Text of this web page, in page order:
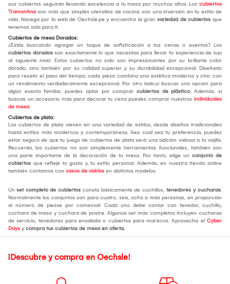
sus cubiertos seguirán llevando excelencia a tu mesa por muchos años. Los cubiertos
Tramontina son más que simples utensilios de cocina, son una inversión en tu estilo de
vida. Navega por la web de Oechsle.pe y encuentra la gran variedad de cubiertos que
tenemos sólo para ti.
Cubiertos de mesa Dorados:
¿Estás buscando agregar un toque de sofisticación a tus cenas o eventos? Los
cubiertos dorados son exactamente lo que necesitas para llevar tu experiencia de lujo
al siguiente nivel. Estos cubiertos no solo son impresionantes por su brillante color
dorado, sino también por su calidad superior y su durabilidad excepcional. Diseñado
para resistir el paso del tiempo, cada pieza combina una estética moderna y chic con
un rendimiento verdaderamente excepcional. Por otro lado,si buscas una opción para
algún evento familiar, puedes optar por comprar cubiertos de plástico. Además, si
buscas un accesorio más para decorar tu cena puedes comprar nuestros individuales
de mesa.
Cubiertos de plata:
Los cubiertos de plata vienen en una variedad de estilos, desde diseños tradicionales
hasta estilos más modernos y contemporáneos. Sea cual sea tu preferencia, puedes
estar seguro de que tu juego de cubiertos de plata será una adición valiosa a tu vajilla.
Recuerda, los cubiertos no son simplemente herramientas funcionales; también son
una parte importante de la decoración de tu mesa. Por tanto, elige un conjunto de
cubiertos que refleje tu gusto y tu estilo personal. Además, en nuestra tienda online
también contamos con vasos de vidrios en distintos modelos.
Un set completo de cubiertos consta básicamente de cuchillos, tenedores y cucharas.
Normalmente los conjuntos son para cuatro, seis, ocho o más personas, en proporción
al número de piezas por comensal. Cada uno debe contar con tenedor, cuchillo,
cuchara de mesa y cuchara de postre. Algunos set más completos incluyen cucharas
de servicio, tenedores para ensalada o cubiertos para mariscos. Aprovecha el Cyber
Days y compra tus cubiertos de mesa en oferta.
¡Descubre y compra en Oechsle!